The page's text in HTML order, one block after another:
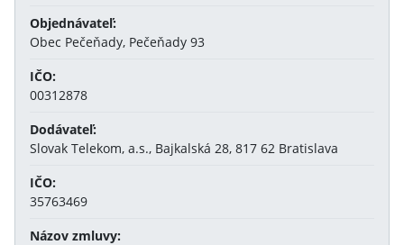
Objednávateľ:
Obec Pečeňady, Pečeňady 93
IČO:
00312878
Dodávateľ:
Slovak Telekom, a.s., Bajkalská 28, 817 62 Bratislava
IČO:
35763469
Názov zmluvy: